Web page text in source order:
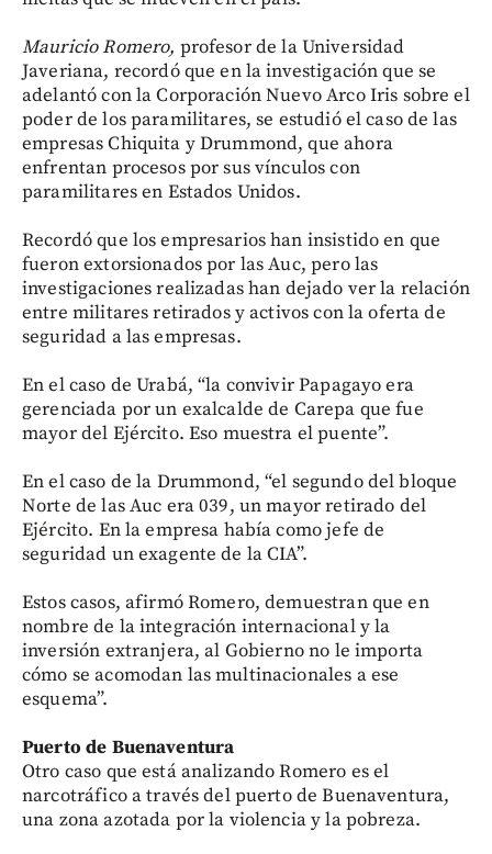
Mauricio Romero, profesor de la Universidad
Javeriana, recordó que en la investigación que se
adelantó con la Corporación Nuevo Arco Iris sobre el
poder de los paramilitares, se estudió el caso de las
empresas Chiquita y Drummond, que ahora
enfrentan procesos por sus vínculos con
paramilitares en Estados Unidos.
Recordó que los empresarios han insistido en que
fueron extorsionados por las Auc, pero las
investigaciones realizadas han dejado ver la relación
entre militares retirados y activos con la oferta de
seguridad a las empresas.
En el caso de Urabá, “la convivir Papagayo era
gerenciada por un exalcalde de Carepa que fue
mayor del Ejército. Eso muestra el puente”.
En el caso de la Drummond, “el segundo del bloque
Norte de las Auc era 039, un mayor retirado del
Ejército. En la empresa había como jefe de
seguridad un exagente de la CIA”.
Estos casos, afirmó Romero, demuestran que en
nombre de la integración internacional y la
inversión extranjera, al Gobierno no le importa
cómo se acomodan las multinacionales a ese
esquema”.
Puerto de Buenaventura
Otro caso que está analizando Romero es el
narcotráfico a través del puerto de Buenaventura,
una zona azotada por la violencia y la pobreza.